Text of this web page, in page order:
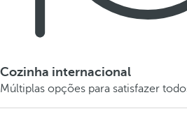
Cozinha internacional
Múltiplas opções para satisfazer